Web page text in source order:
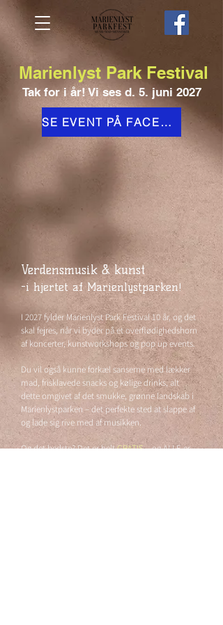
Marienlyst Park Festival
Tak for i år! Vi ses d. 5. juni 2027
SE EVENT PÅ FACEBOOK
Verdensmusik & kunst
-i hjertet af Marienlystparken!
I 2027 fylder Marienlyst Park Festival 10 år, og det
skal fejres, når vi byder på et overflødighedshorn
af koncerter, kunstworkshops og pop up events.
Du vil også kunne forkæl sanserne med lækker
mad, frisklavede snacks og kølige drinks, alt
detteomgivet af det smukke, grønne landskab i
Marienlystparken – det perfekte sted at slappe af
og lade sig rive med af musikken.
Og det bedste? Det er heltGRATIS– og ALLE er